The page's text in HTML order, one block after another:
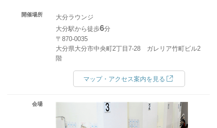
開催場所
大分ラウンジ
大分駅から徒歩6分
〒870-0035
大分県大分市中央町2丁目7-28 ガレリア竹町ビル2
階
マップ・アクセス案内を見る
会場